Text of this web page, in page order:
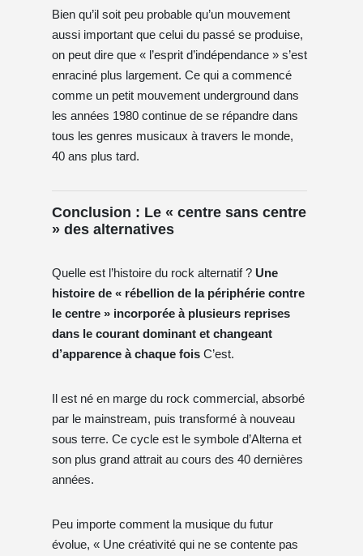
Bien qu’il soit peu probable qu’un mouvement
aussi important que celui du passé se produise,
on peut dire que « l’esprit d’indépendance » s’est
enraciné plus largement. Ce qui a commencé
comme un petit mouvement underground dans
les années 1980 continue de se répandre dans
tous les genres musicaux à travers le monde,
40 ans plus tard.
Conclusion : Le « centre sans centre
» des alternatives
Quelle est l’histoire du rock alternatif ? Une
histoire de « rébellion de la périphérie contre
le centre » incorporée à plusieurs reprises
dans le courant dominant et changeant
d’apparence à chaque fois C’est.
Il est né en marge du rock commercial, absorbé
par le mainstream, puis transformé à nouveau
sous terre. Ce cycle est le symbole d’Alterna et
son plus grand attrait au cours des 40 dernières
années.
Peu importe comment la musique du futur
évolue, « Une créativité qui ne se contente pas